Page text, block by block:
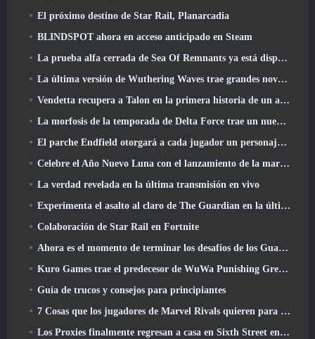
El próximo destino de Star Rail, Planarcadia
BLINDSPOT ahora en acceso anticipado en Steam
La prueba alfa cerrada de Sea Of Remnants ya está disponible
La última versión de Wuthering Waves trae grandes novedades y cambios en la calidad de vida
Vendetta recupera a Talon en la primera historia de un año de duración en Overwatch (Sin "2", Blizzard está dejando eso)
La morfosis de la temporada de Delta Force trae un nuevo mapa, Modos, Y mejoras solicitadas por los jugadores
El parche Endfield otorgará a cada jugador un personaje gratuito de seis estrellas de su elección
Celebre el Año Nuevo Luna con el lanzamiento de la maravilla invernal de Palia: Actualización de Año Nuevo de Riffrocin
La verdad revelada en la última transmisión en vivo
Experimenta el asalto al claro de The Guardian en la última actualización de Guild Wars 2 que comienza hoy
Colaboración de Star Rail en Fortnite
Ahora es el momento de terminar los desafíos de los Guardianes de la Llama en Path Of Exile durante Legacy Of Phrecia
Kuro Games trae el predecesor de WuWa Punishing Grey Raven a Steam
Guía de trucos y consejos para principiantes
7 Cosas que los jugadores de Marvel Rivals quieren para el juego 2026
Los Proxies finalmente regresan a casa en Sixth Street en la versión de Zenless Zone Zero 2.6 Actualizar